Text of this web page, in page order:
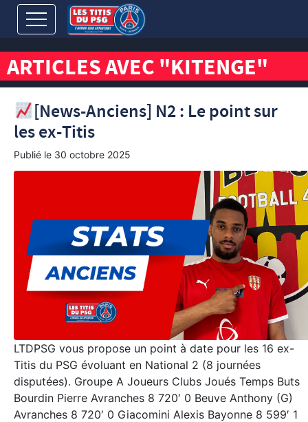
ARTICLES AVEC "KITENGE"
[News-Anciens] N2 : Le point sur
les ex-Titis
Publié le 30 octobre 2025
LTDPSG vous propose un point à date pour les 16 ex-
Titis du PSG évoluant en National 2 (8 journées
disputées). Groupe A Joueurs Clubs Joués Temps Buts
Bourdin Pierre Avranches 8 720′ 0 Beuve Anthony (G)
Avranches 8 720′ 0 Giacomini Alexis Bayonne 8 599′ 1